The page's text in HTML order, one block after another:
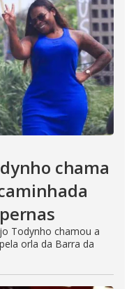
chama
Todynho chamou a
orla da Barra da